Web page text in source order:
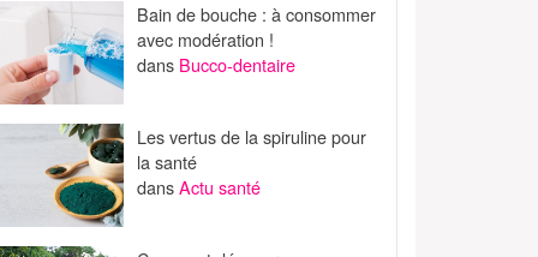
Bain de bouche : à consommer
avec modération !
dans Bucco-dentaire
Les vertus de la spiruline pour
la santé
dansActu santé